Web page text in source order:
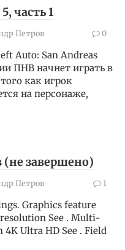
часть 1
Петров 0
Auto: San Andreas
ПНВ начнет играть в
как игрок
на персонаже,
(не завершено)
Петров 1
Graphics feature
resolution See . Multi-
Ultra HD See . Field